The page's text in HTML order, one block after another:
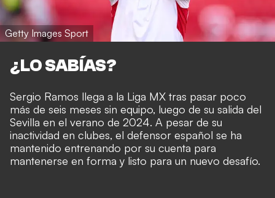
Getty Images Sport
¿LO SABÍAS?
Sergio Ramos llega a la Liga MX tras pasar poco
más de seis meses sin equipo, luego de su salida del
Sevilla en el verano de 2024. A pesar de su
inactividad en clubes, el defensor español se ha
mantenido entrenando por su cuenta para
mantenerse en forma y listo para un nuevo desafío.